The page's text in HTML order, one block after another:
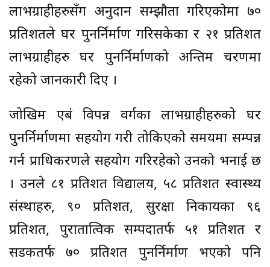
लाभग्राहीहरुसँग अनुदान सम्झौता गरिएकोमा ७०
प्रतिशतले घर पुनर्निर्माण गरिसकेका र २१ प्रतिशत
लाभग्राहीहरु घर पुनर्निर्माणको अन्तिम चरणमा
रहेको जानकारी दिए ।
जोखिम एबं विपन्न वर्गका लाभग्राहीहरुको घर
पुनर्निर्माणमा सहयोग गरी तोकिएको समयमा सम्पन्न
गर्न प्राधिकरणले सहयोग गरिरहेको उनको भनाई छ
। उनले ८१ प्रतिशत विद्यालय, ५८ प्रतिशत स्वास्थ्य
संस्थाहरु, ९० प्रतिशत, सुरक्षा निकायका ९६
प्रतिशत, पुरातात्विक सम्पदातर्फ ५१ प्रतिशत र
सडकतर्फ ७० प्रतिशत पुनर्निर्माण भएको पनि